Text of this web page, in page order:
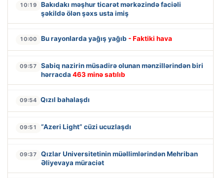
10:19
Bakıdakı məşhur ticarət mərkəzində faciəli
şəkildə ölən şəxs usta imiş
10:00 Bu rayonlarda yağış yağıb - Faktiki hava
09:57
Sabiq nazirin müsadirə olunan mənzillərindən biri
hərracda 463 minə satılıb
09:54 Qızıl bahalaşdı
09:51 “Azeri Light” cüzi ucuzlaşdı
09:37
Qızlar Universitetinin müəllimlərindən Mehriban
Əliyevaya müraciət